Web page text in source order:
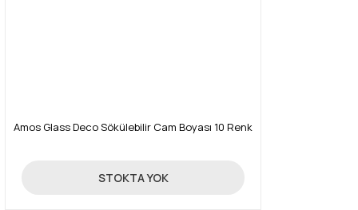
Amos Glass Deco Sökülebilir Cam Boyası 10 Renk
59,00 TL
STOKTA YOK